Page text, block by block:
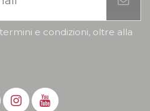
e condizioni, oltre alla